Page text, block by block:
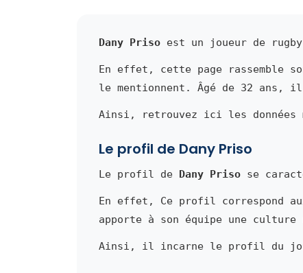
Dany Priso est un joueur de
En effet, cette page rassemble
le mentionnent. Âgé de 32
Ainsi, retrouvez ici les données
Le profil de Dany Priso
Le profil de Dany Priso se
En effet, Ce profil correspond
apporte à son équipe une culture
Ainsi, il incarne le profil du